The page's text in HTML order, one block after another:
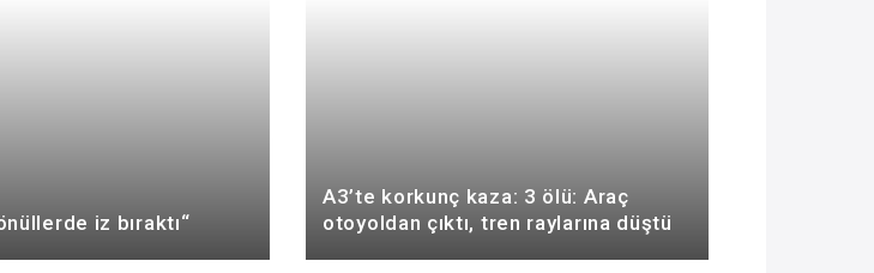
iz bıraktı“
A3’te korkunç kaza: 3 ölü: Araç
otoyoldan çıktı, tren raylarına düştü